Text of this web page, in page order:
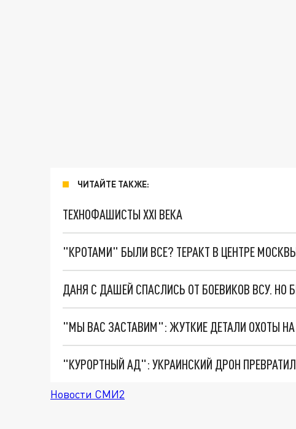
ЧИТАЙТЕ ТАКЖЕ:
ТЕХНОФАШИСТЫ XXI ВЕКА
"КРОТАМИ" БЫЛИ ВСЕ? ТЕРАКТ В ЦЕНТРЕ
ДАНЯ С ДАШЕЙ СПАСЛИСЬ ОТ БОЕВИКОВ ВСУ.
"КУРОРТНЫЙ АД": УКРАИНСКИЙ ДРОН
Новости СМИ2